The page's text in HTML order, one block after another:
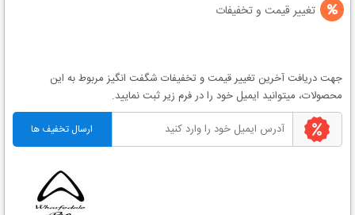
تغییر قیمت و تخفیفات
جهت دریافت آخرین تغییر قیمت و تخفیفات شگفت انگیز مربوط به این
محصولات، میتوانید ایمیل خود را در فرم زیر ثبت نمایید.